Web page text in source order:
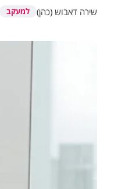
שירה דאבוש (כהן) למעקב